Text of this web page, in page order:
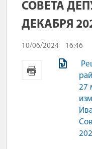
СОВЕТА
ДЕКАБРЯ
10/06/2024 16:46
27